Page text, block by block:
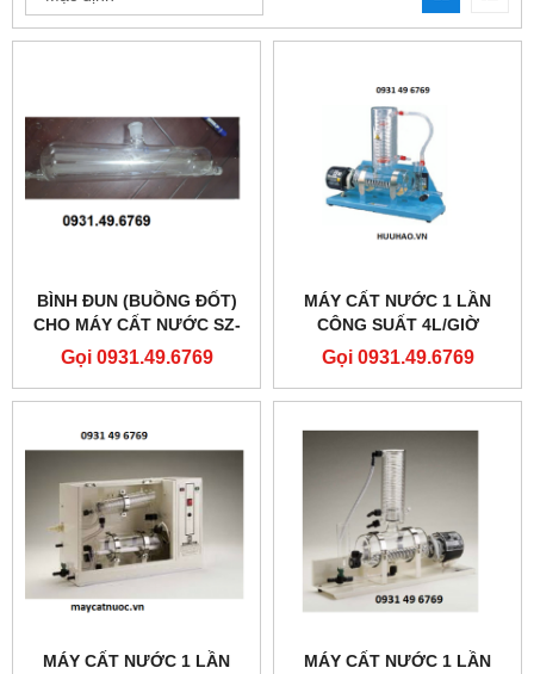
BÌNH ĐUN (BUỒNG ĐỐT)
CHO MÁY CẤT NƯỚC SZ-
93
Gọi 0931.49.6769
MÁY CẤT NƯỚC 1 LẦN
CÔNG SUẤT 4L/GIỜ
LABOID LWDB-400M
Gọi 0931.49.6769
MÁY CẤT NƯỚC 1 LẦN
MÁY CẤT NƯỚC 1 LẦN